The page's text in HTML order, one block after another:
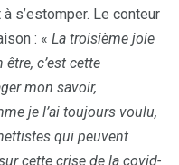
s’estomper. Le conteur
: « La troisième joie
c’est cette
mon savoir,
je l’ai toujours voulu,
qui peuvent
cette crise de la covid-